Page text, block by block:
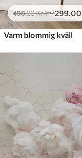
498.33Kr/m²299 .00
Varm blommig kväll